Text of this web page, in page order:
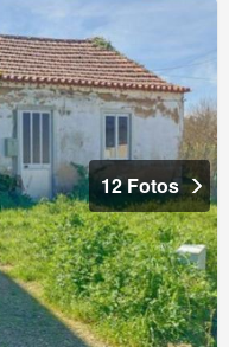
12 Fotos